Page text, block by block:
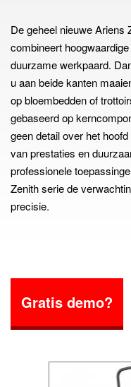
De geheel nieuwe Ariens
combineert
duurzame werkpaard.
u aan beide kanten
op bloembedden of
gebaseerd op
geen detail over het
van prestaties en
professionele
Zenith serie de
precisie.
Gratis demo?